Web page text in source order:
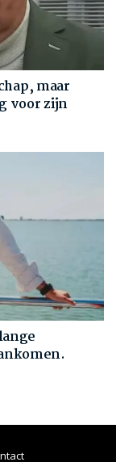
maar
voor zijn